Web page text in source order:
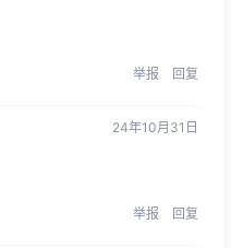
举报 回复
24年10月31日
举报 回复